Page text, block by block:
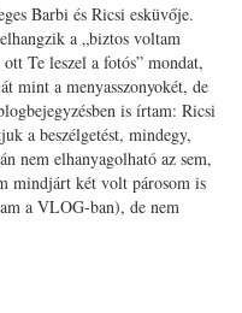
Barbi és Ricsi esküvője.
a „biztos voltam
Te leszel a fotós” mondat,
mint a menyasszonyokét, de
is írtam: Ricsi
a beszélgetést, mindegy,
nem elhanyagolható az sem,
mindjárt két volt párosom is
a VLOG-ban), de nem